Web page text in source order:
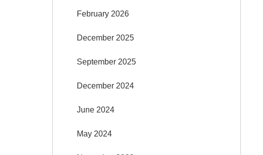
February 2026
December 2025
September 2025
December 2024
June 2024
May 2024